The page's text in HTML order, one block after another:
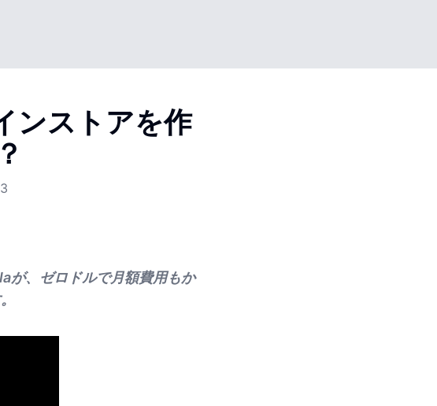
ンストアを作
が、ゼロドルで月額費用もか